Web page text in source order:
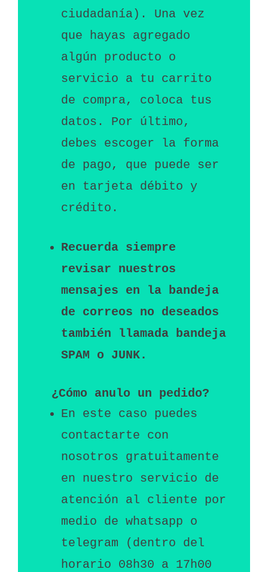
ciudadanía). Una vez
que hayas agregado
algún producto o
servicio a tu carrito
de compra, coloca tus
datos. Por último,
debes escoger la forma
de pago, que puede ser
en tarjeta débito y
crédito.
Recuerda siempre
revisar nuestros
mensajes en la bandeja
de correos no deseados
también llamada bandeja
SPAM o JUNK.
¿Cómo anulo un pedido?
En este caso puedes
contactarte con
nosotros gratuitamente
en nuestro servicio de
atención al cliente por
medio de whatsapp o
telegram (dentro del
horario 08h30 a 17h00